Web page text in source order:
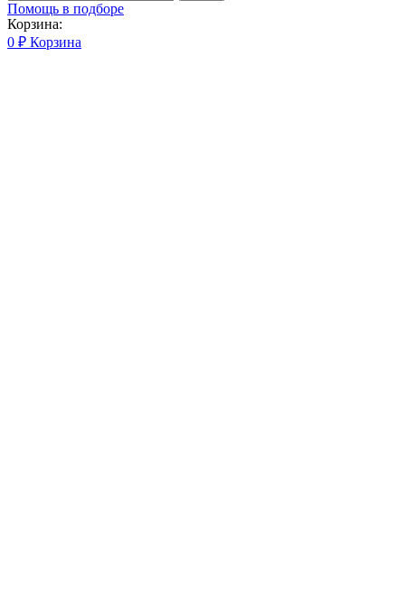
Помощь в подборе
Корзина:
0 ₽ Корзина